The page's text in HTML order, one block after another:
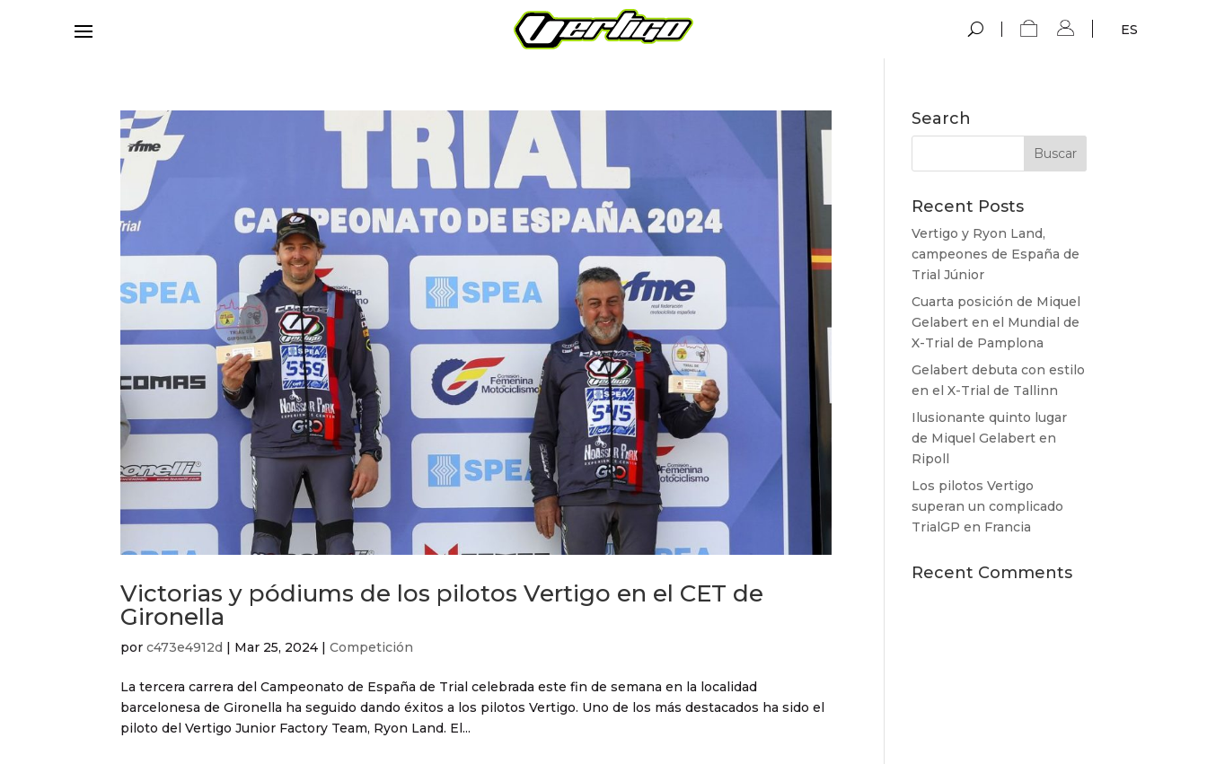
ES
Victorias y pódiums de los pilotos Vertigo en el CET de
Gironella
porc473e4912d | Mar 25, 2024 |Competición
La tercera carrera del Campeonato de España de Trial celebrada este fin de semana en la localidad
barcelonesa de Gironella ha seguido dando éxitos a los pilotos Vertigo. Uno de los más destacados ha sido el
piloto del Vertigo Junior Factory Team, Ryon Land. El...
Search
Recent Posts
Vertigo y Ryon Land,
campeones de España de
Trial Júnior
Cuarta posición de Miquel
Gelabert en el Mundial de
X-Trial de Pamplona
Gelabert debuta con estilo
en el X-Trial de Tallinn
Ilusionante quinto lugar
de Miquel Gelabert en
Ripoll
Los pilotos Vertigo
superan un complicado
TrialGP en Francia
Recent Comments